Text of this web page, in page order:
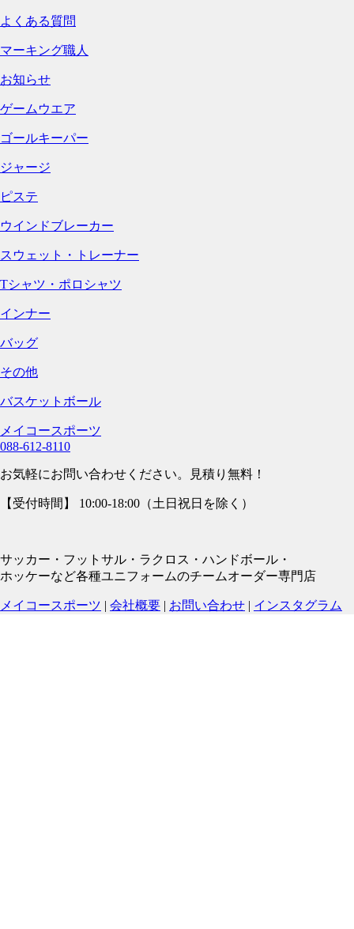
よくある質問
マーキング職人
お知らせ
ゲームウエア
ゴールキーパー
ジャージ
ピステ
ウインドブレーカー
スウェット・トレーナー
Tシャツ・ポロシャツ
インナー
バッグ
その他
バスケットボール
メイコースポーツ
088-612-8110
お気軽にお問い合わせください。見積り無料！
【受付時間】 10:00-18:00（土日祝日を除く）
サッカー・フットサル・ラクロス・ハンドボール・
ホッケーなど各種ユニフォームのチームオーダー専門店
メイコースポーツ | 会社概要 | お問い合わせ | インスタグラム